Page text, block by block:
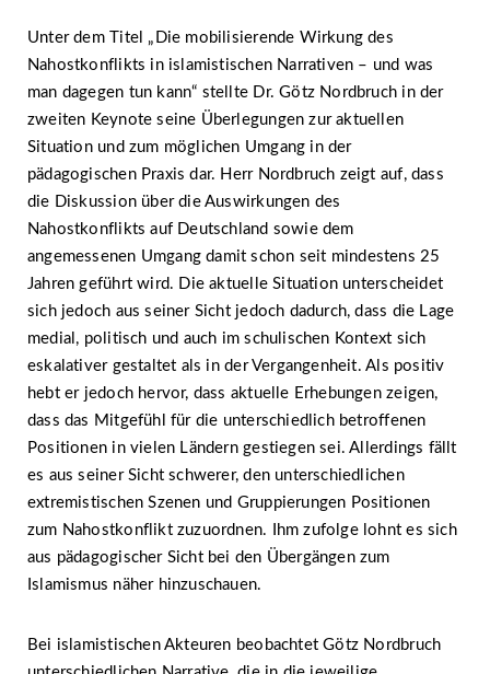
Unter dem Titel „Die mobilisierende Wirkung des
Nahostkonflikts in islamistischen Narrativen – und was
man dagegen tun kann“ stellte Dr. Götz Nordbruch in der
zweiten Keynote seine Überlegungen zur aktuellen
Situation und zum möglichen Umgang in der
pädagogischen Praxis dar. Herr Nordbruch zeigt auf, dass
die Diskussion über die Auswirkungen des
Nahostkonflikts auf Deutschland sowie dem
angemessenen Umgang damit schon seit mindestens 25
Jahren geführt wird. Die aktuelle Situation unterscheidet
sich jedoch aus seiner Sicht jedoch dadurch, dass die Lage
medial, politisch und auch im schulischen Kontext sich
eskalativer gestaltet als in der Vergangenheit. Als positiv
hebt er jedoch hervor, dass aktuelle Erhebungen zeigen,
dass das Mitgefühl für die unterschiedlich betroffenen
Positionen in vielen Ländern gestiegen sei. Allerdings fällt
es aus seiner Sicht schwerer, den unterschiedlichen
extremistischen Szenen und Gruppierungen Positionen
zum Nahostkonflikt zuzuordnen. Ihm zufolge lohnt es sich
aus pädagogischer Sicht bei den Übergängen zum
Islamismus näher hinzuschauen.
Bei islamistischen Akteuren beobachtet Götz Nordbruch